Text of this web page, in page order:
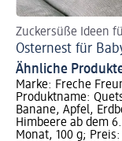
Zuckersüße Ideen
Osternest für
Ähnliche
Marke: Freche
Produktname:
Banane, Apfel,
Himbeere ab dem 6.
Monat, 100 g; Preis: